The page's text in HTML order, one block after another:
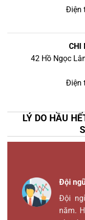
Điện
CHI
42 Hồ Ngọc
Điện
LÝ DO HẦU
Đội
Đội
năm.